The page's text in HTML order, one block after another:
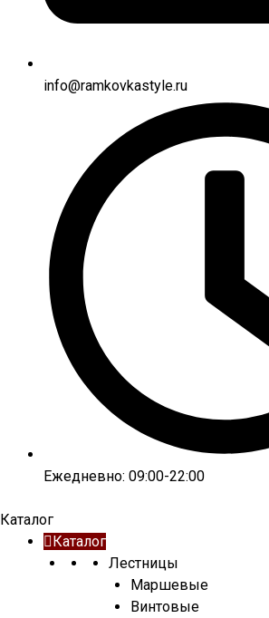
info@ramkovkastyle.ru
Ежедневно: 09:00-22:00
Каталог
Каталог
Лестницы
Маршевые
Винтовые